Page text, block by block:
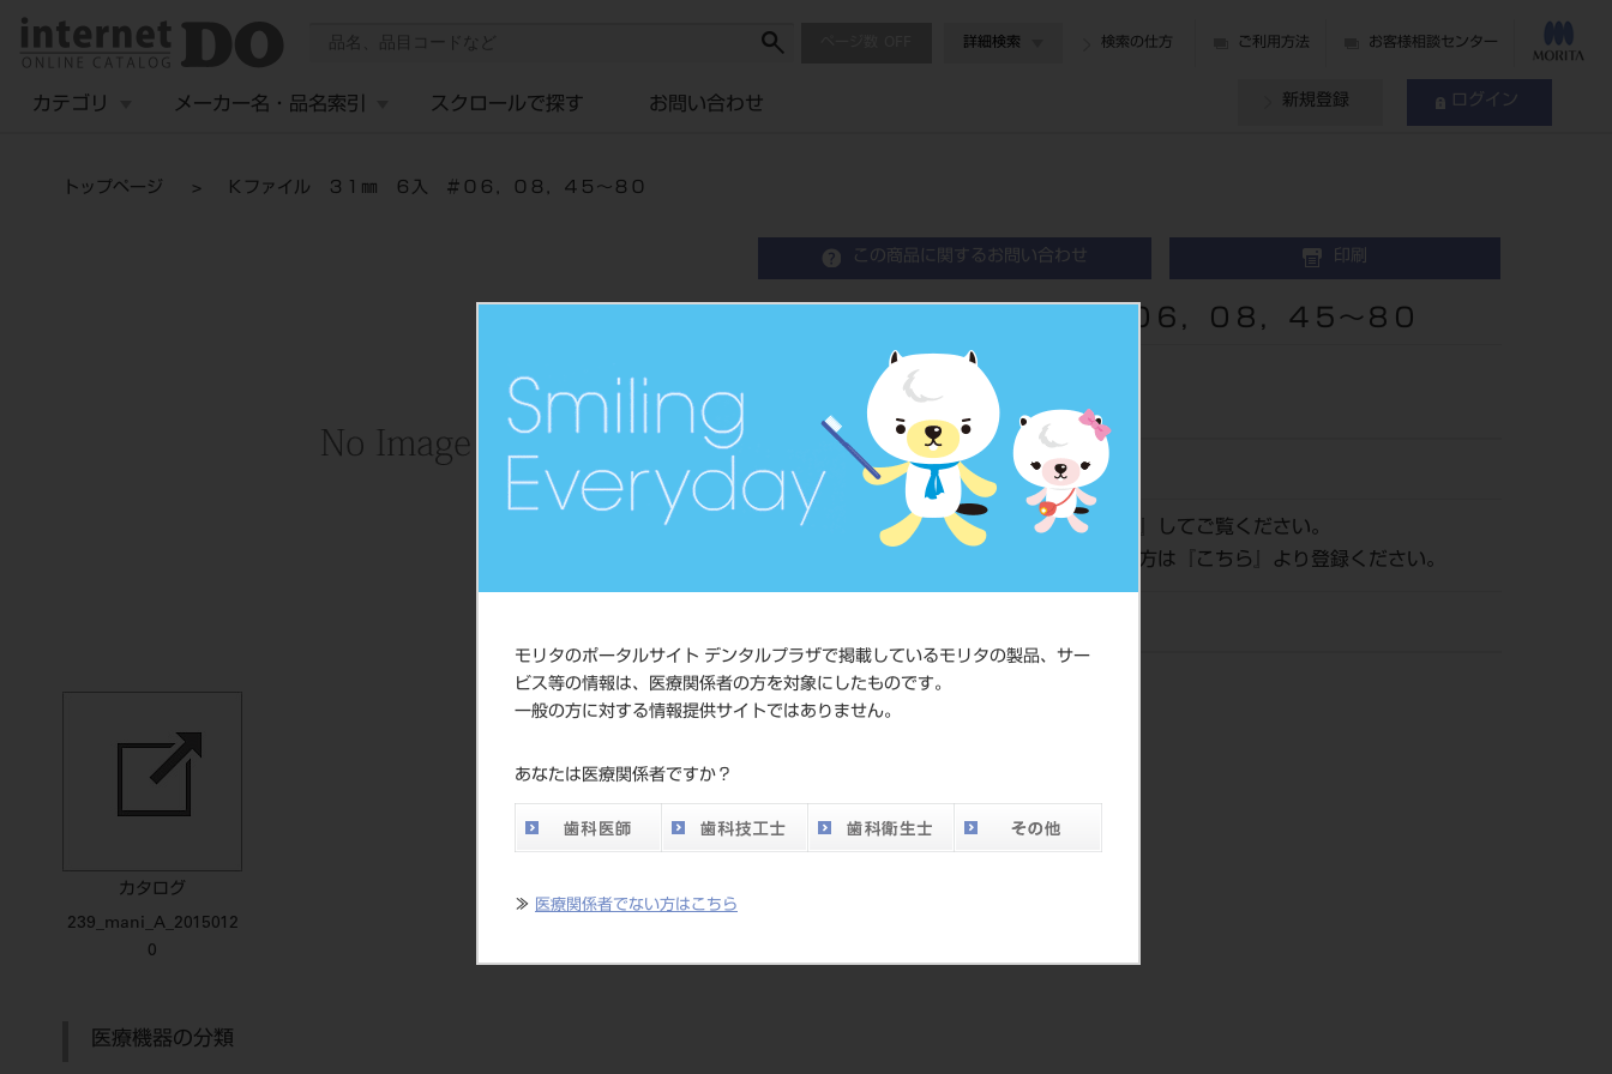
モリタのポータルサイト デンタルプラザで掲載しているモリタの製品、サー
ビス等の情報は、医療関係者の方を対象にしたものです。
一般の方に対する情報提供サイトではありません。
あなたは医療関係者ですか？
≫ 医療関係者でない方はこちら
詳細検索 検索の仕方 ご利用方法 お客様相談センター
カテゴリ メーカー名・品名索引 スクロールで探す お問い合わせ 新規登録 ログイン
トップページ Ｋファイル ３１㎜ ６入 ＃０６，０８，４５～８０
この商品に関するお問い合わせ 印刷
Ｋファイル ３１㎜ ６入 ＃０６，０８，４５～８０
歯科用ファイル
品目コード 202390059
価格の確認は『 ログイン
』してご覧ください。
ネット会員登録がまだの方は『
こちら 』より登録ください。
カタログ
239_mani_A_2015012
0
医療機器の分類